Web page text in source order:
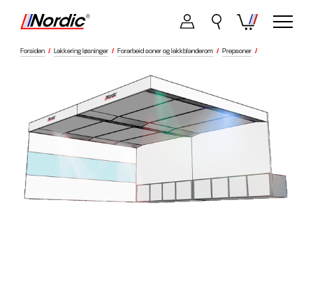
Forsiden / Lakkering løsninger / Forarbeid soner og lakkblanderom / Prepsoner /